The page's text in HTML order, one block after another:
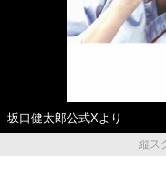
坂口健太郎公式Xより
縦ス